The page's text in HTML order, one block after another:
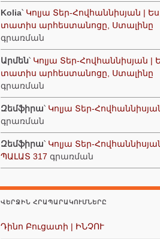
Kolia՝ Կոլյա Տեր-Հովհաննիսյան | Ես,
տատիս արհեստանոցը, Ստալինը
գրառման
Արմեն՝ Կոլյա Տեր-Հովհաննիսյան |
տատիս արհեստանոցը, Ստալինը
գրառման
Զեմֆիրա՝ Կոլյա Տեր-
գրառման
Զեմֆիրա՝ Կոլյա Տեր-
ՊԱԼԱՏ 317 գրառման
ՎԵՐՋԻՆ ՀՐԱՊԱՐԱԿՈՒՄՆԵՐԸ
Դինո Բուցատի | ԻՆՉՈՒ